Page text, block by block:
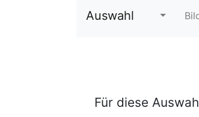
Auswahl
Für diese